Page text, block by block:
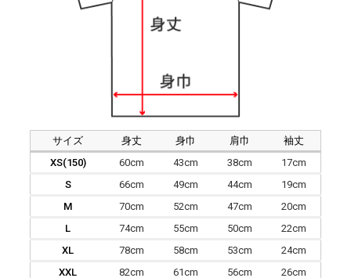
サイズ 身丈 身巾 肩巾
袖丈
XS(150)
60cm 43cm 38cm
17cm
S
66cm 49cm 44cm
19cm
M
70cm 52cm 47cm
20cm
L
74cm 55cm 50cm
22cm
XL
78cm 58cm 53cm
24cm
XXL
82cm 61cm 56cm 26cm